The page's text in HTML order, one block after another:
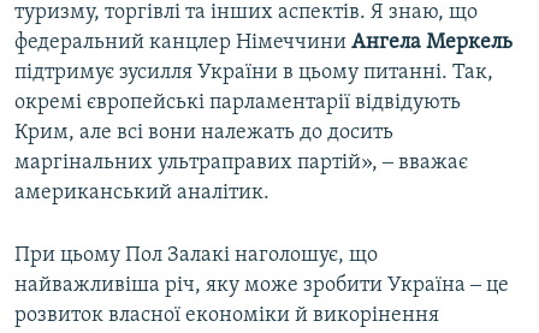
туризму, торгівлі та інших аспектів. Я знаю, що
федеральний канцлер Німеччини Ангела Меркель
підтримує зусилля України в цьому питанні. Так,
окремі європейські парламентарії відвідують
Крим, але всі вони належать до досить
маргінальних ультраправих партій», ‒ вважає
американський аналітик.
При цьому Пол Залакі наголошує, що
найважливіша річ, яку може зробити Україна ‒ це
розвиток власної економіки й викорінення